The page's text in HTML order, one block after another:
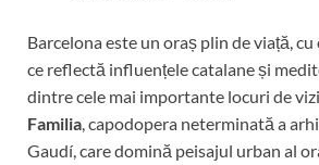
Barcelona este un oraș plin de viață,
ce reflectă influențele catalane și
dintre cele mai importante locuri de
Familia, capodopera neterminată a
Gaudí, care domină peisajul urban al